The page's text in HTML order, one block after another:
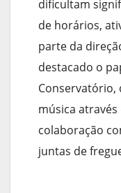
dificultam
de horários,
parte da
destacado o
Conservatório,
música
colaboração
juntas de